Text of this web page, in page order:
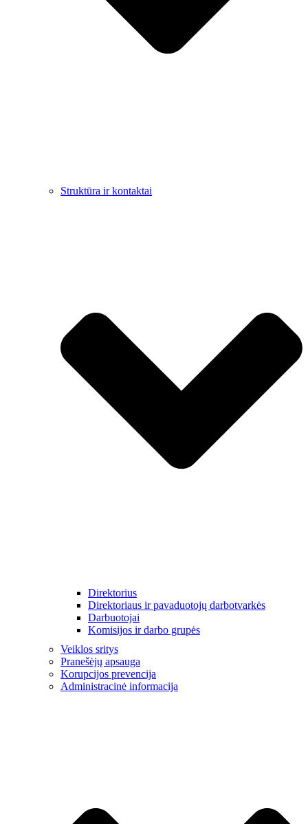
Struktūra ir kontaktai
Direktorius
Direktoriaus ir pavaduotojų darbotvarkės
Darbuotojai
Komisijos ir darbo grupės
Veiklos sritys
Pranešėjų apsauga
Korupcijos prevencija
Administracinė informacija